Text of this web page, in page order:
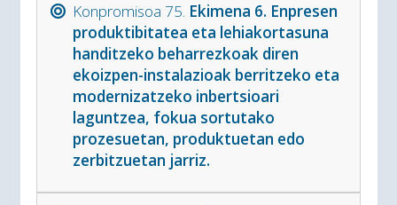
Konpromisoa 75. Ekimena 6. Enpresen
produktibitatea eta lehiakortasuna
handitzeko beharrezkoak diren
ekoizpen-instalazioak berritzeko eta
modernizatzeko inbertsioari
laguntzea, fokua sortutako
prozesuetan, produktuetan edo
zerbitzuetan jarriz.